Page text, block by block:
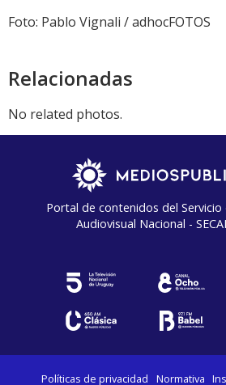
Foto: Pablo Vignali / adhocFOTOS
Relacionadas
No related photos.
Portal de contenidos del Servicio
Audiovisual Nacional -
Políticas de privacidad Normativa